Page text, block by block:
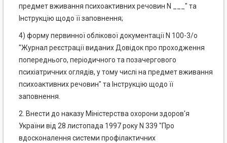
предмет вживання психоактивних речовин N ___" та
Інструкцію щодо її заповнення;
4) форму первинної облікової документації N 100-3/о
"Журнал реєстрації виданих Довідок про проходження
попереднього, періодичного та позачергового
психіатричних оглядів, у тому числі на предмет вживання
психоактивних речовин" та Інструкцію щодо її
заповнення.
2. Внести до наказу Міністерства охорони здоров'я
України від 28 листопада 1997 року N 339 "Про
вдосконалення системи профілактичних